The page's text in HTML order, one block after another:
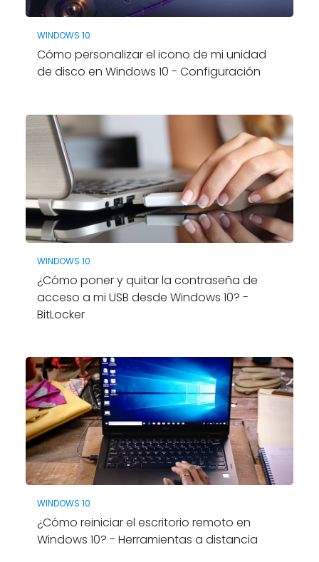
WINDOWS 10
Cómo personalizar el icono de mi unidad
de disco en Windows 10 - Configuración
WINDOWS 10
¿Cómo poner y quitar la contraseña de
acceso a mi USB desde Windows 10? -
BitLocker
WINDOWS 10
¿Cómo reiniciar el escritorio remoto en
Windows 10? - Herramientas a distancia